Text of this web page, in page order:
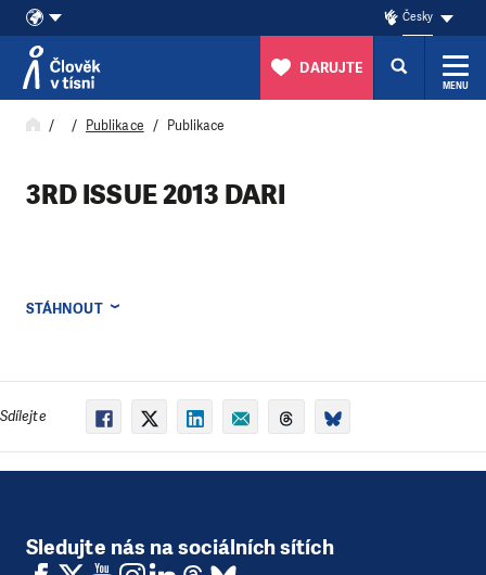
Přeskočit na obsah
Česky
DARUJTE
MENU
Publikace Publikace
3RD ISSUE 2013 DARI
STÁHNOUT
Sdílejte
Sledujte nás na sociálních sítích